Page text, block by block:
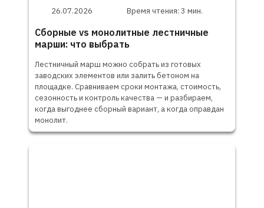
26.07.2026 Время чтения: 3 мин.
Сборные vs монолитные лестничные
марши: что выбрать
Лестничный марш можно собрать из готовых
заводских элементов или залить бетоном на
площадке. Сравниваем сроки монтажа, стоимость,
сезонность и контроль качества — и разбираем,
когда выгоднее сборный вариант, а когда оправдан
монолит.